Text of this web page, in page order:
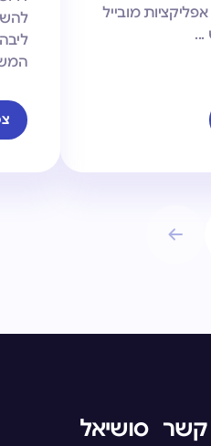
מובייל
קשר סושיאל